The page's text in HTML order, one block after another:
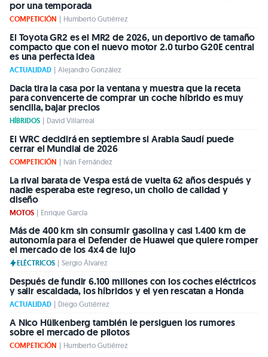
por una temporada
COMPETICIÓN | Humberto Gutiérrez
El Toyota GR2 es el MR2 de 2026, un deportivo de tamaño
compacto que con el nuevo motor 2.0 turbo G20E central
es una perfecta idea
ACTUALIDAD | Alejandro González
Dacia tira la casa por la ventana y muestra que la receta
para convencerte de comprar un coche híbrido es muy
sencilla, bajar precios
HÍBRIDOS | David Villarreal
El WRC decidirá en septiembre si Arabia Saudí puede
cerrar el Mundial de 2026
COMPETICIÓN | Iván Fernández
La rival barata de Vespa está de vuelta 62 años después y
nadie esperaba este regreso, un chollo de calidad y
diseño
MOTOS | Enrique García
Más de 400 km sin consumir gasolina y casi 1.400 km de
autonomía para el Defender de Huawei que quiere romper
el mercado de los 4x4 de lujo
ELÉCTRICOS | Sergio Álvarez
Después de fundir 6.100 millones con los coches eléctricos
y salir escaldada, los híbridos y el yen rescatan a Honda
ACTUALIDAD | Diego Gutiérrez
A Nico Hülkenberg también le persiguen los rumores
sobre el mercado de pilotos
COMPETICIÓN | Humberto Gutiérrez